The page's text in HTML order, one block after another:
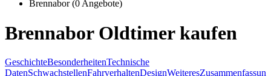
Brennabor(0 Angebote)
Brennabor Oldtimer kaufen
GeschichteBesonderheitenTechnische
DatenSchwachstellenFahrverhaltenDesignWeiteresZusammenfassung